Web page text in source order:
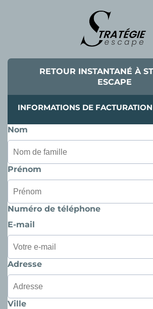
RETOUR INSTANTANÉ À
ESCAPE
INFORMATIONS DE FACTURATION
Nom
Prénom
Numéro de téléphone
E-mail
Adresse
Ville